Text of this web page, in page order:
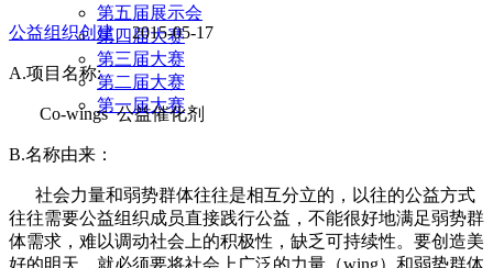
第五届展示会
第四届大赛
第三届大赛
第二届大赛
第一届大赛
公益组织创建2015-05-17
A.项目名称:
Co-wings公益催化剂
B.名称由来：
社会力量和弱势群体往往是相互分立的，以往的公益方式
往往需要公益组织成员直接践行公益，不能很好地满足弱势群
体需求，难以调动社会上的积极性，缺乏可持续性。要创造美
好的明天，就必须要将社会上广泛的力量（wing）和弱势群体